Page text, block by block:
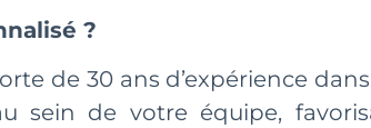
?
de 30 ans d’expérience
sein de votre équipe,